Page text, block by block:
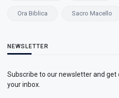
Ora Biblica Sacro Macello
NEWSLETTER
Subscribe to our newsletter and
your inbox.